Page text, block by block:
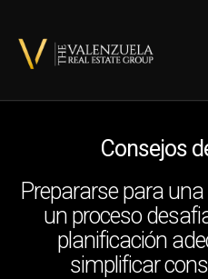
Consejos
Prepararse para
un proceso
planificación
simplificar